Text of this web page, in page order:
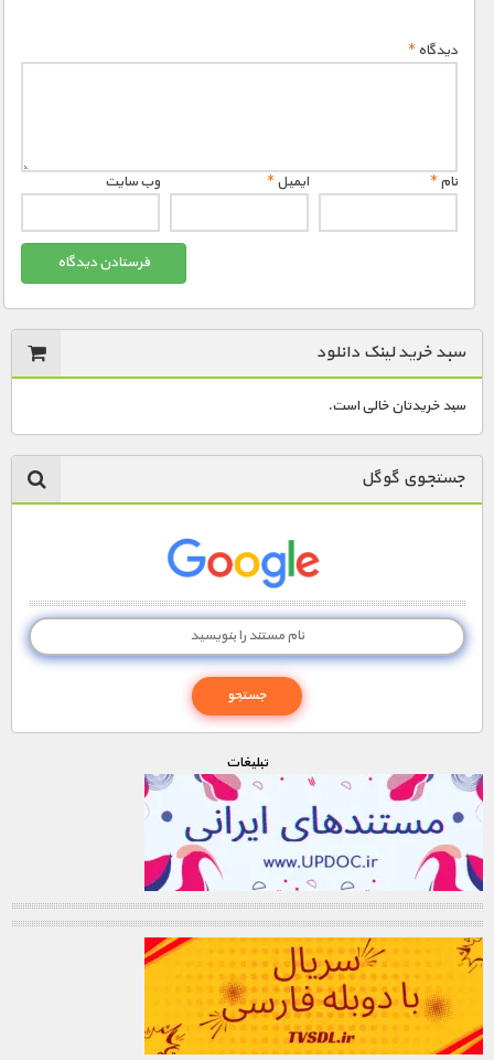
دیدگاه*
نام* ایمیل* وب‌ سایت
سبد خرید لینک دانلود
سبد خریدتان خالی است.
جستجوی گوگل
تبليغات